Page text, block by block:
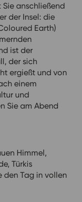
anschließend
der Insel: die
Earth)
ist der
der sich
ergießt und von
einem
und
Sie am Abend
Himmel,
Türkis
den Tag in vollen